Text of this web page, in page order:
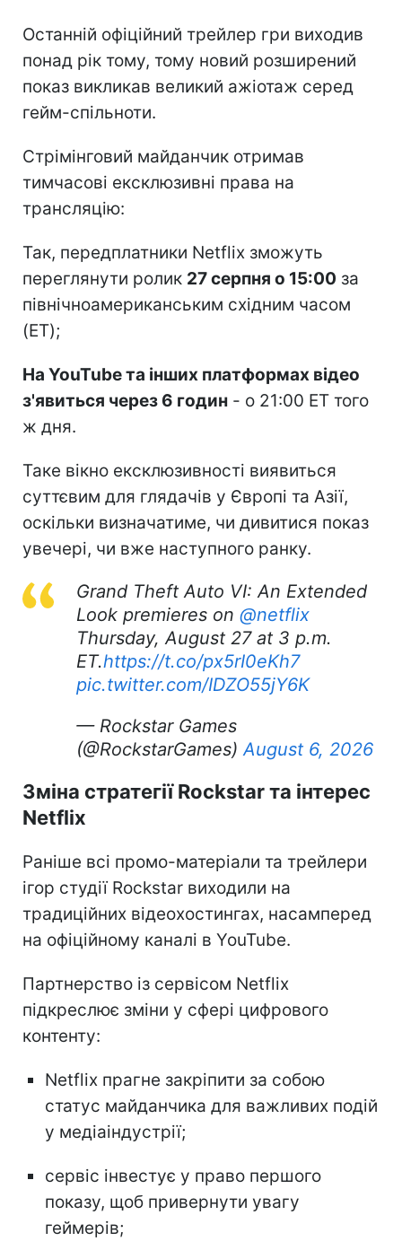
Останній офіційний трейлер гри виходив
понад рік тому, тому новий розширений
показ викликав великий ажіотаж серед
гейм-спільноти.
Стрімінговий майданчик отримав
тимчасові ексклюзивні права на
трансляцію:
Так, передплатники Netflix зможуть
переглянути ролик 27 серпня о 15:00 за
північноамериканським східним часом
(ET);
На YouTube та інших платформах відео
з'явиться через 6 годин - о 21:00 ET того
ж дня.
Таке вікно ексклюзивності виявиться
суттєвим для глядачів у Європі та Азії,
оскільки визначатиме, чи дивитися показ
увечері, чи вже наступного ранку.
Grand Theft Auto VI: An Extended
Look premieres on @netflix
Thursday, August 27 at 3 p.m.
ET.https://t.co/px5rI0eKh7
pic.twitter.com/IDZO55jY6K
— Rockstar Games
(@RockstarGames) August 6, 2026
Зміна стратегії Rockstar та інтерес
Netflix
Раніше всі промо-матеріали та трейлери
ігор студії Rockstar виходили на
традиційних відеохостингах, насамперед
на офіційному каналі в YouTube.
Партнерство із сервісом Netflix
підкреслює зміни у сфері цифрового
контенту:
Netflix прагне закріпити за собою
статус майданчика для важливих подій
у медіаіндустрії;
сервіс інвестує у право першого
показу, щоб привернути увагу
геймерів;